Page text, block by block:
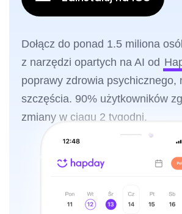
Dołącz do ponad 1.5 miliona
z narzędzi opartych na AI od
poprawy zdrowia psychicznego,
szczęścia. 90% użytkowników
zmiany w ciągu 2 tygodni.